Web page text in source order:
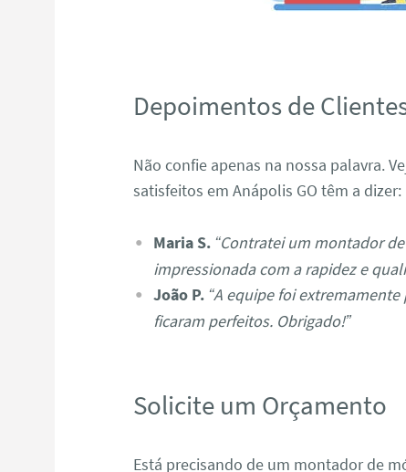
Depoimentos de
Não confie apenas na nossa palavra.
satisfeitos em Anápolis GO têm a dizer:
Maria S. “Contratei um montador
impressionada com a rapidez e
João P. “A equipe foi
ficaram perfeitos. Obrigado!”
Solicite um Orçamento
Está precisando de um montador de